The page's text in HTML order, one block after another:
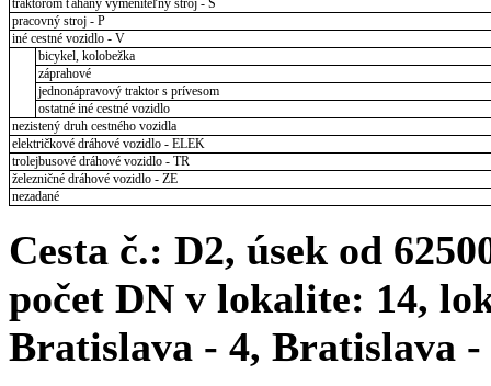
traktorom ťahaný vymeniteľný stroj - S
pracovný stroj - P
iné cestné vozidlo - V
bicykel, kolobežka
záprahové
jednonápravový traktor s prívesom
ostatné iné cestné vozidlo
nezistený druh cestného vozidla
električkové dráhové vozidlo - ELEK
trolejbusové dráhové vozidlo - TR
železničné dráhové vozidlo - ZE
nezadané
Cesta č.: D2, úsek od
počet DN v lokalite: 14,
Bratislava - 4, Bratislava -